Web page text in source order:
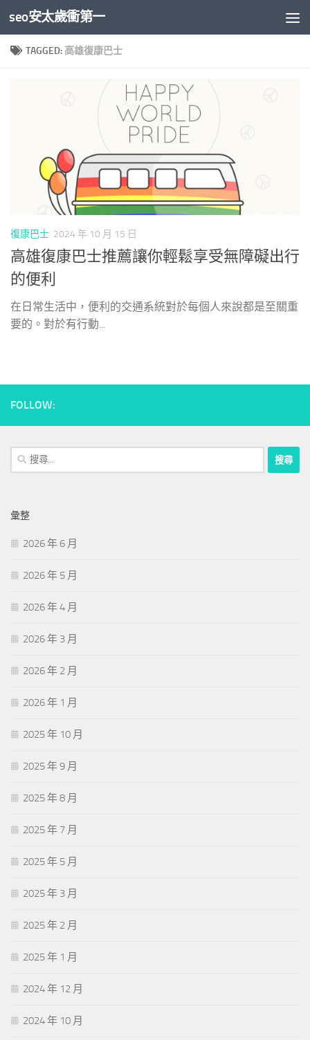
Skip to content
seo安太歲衝第一
TAGGED: 高雄復康巴士
復康巴士 2024 年 10 月 15 日
高雄復康巴士推薦讓你輕鬆享受無障礙出行
的便利
在日常生活中，便利的交通系統對於每個人來說都是至關重
要的。對於有行動...
FOLLOW:
搜
尋
字:
彙整
2026 年 6 月
2026 年 5 月
2026 年 4 月
2026 年 3 月
2026 年 2 月
2026 年 1 月
2025 年 10 月
2025 年 9 月
2025 年 8 月
2025 年 7 月
2025 年 5 月
2025 年 3 月
2025 年 2 月
2025 年 1 月
2024 年 12 月
2024 年 10 月